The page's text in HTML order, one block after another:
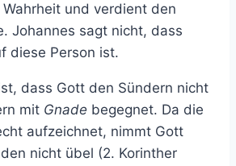
und verdient den
Johannes sagt nicht, dass
diese Person ist.
dass Gott den Sündern nicht
mit Gnade begegnet. Da die
aufzeichnet, nimmt Gott
nicht übel (2. Korinther